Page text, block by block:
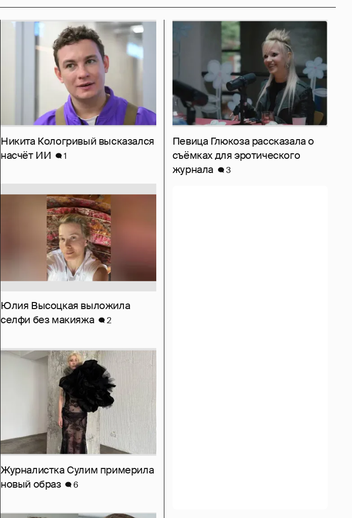
Никита Кологривый высказался
насчёт ИИ
1
Певица Глюкоза рассказала о
съёмках для эротического
журнала
3
Юлия Высоцкая выложила
селфи без макияжа
2
Журналистка Сулим примерила
новый образ
6